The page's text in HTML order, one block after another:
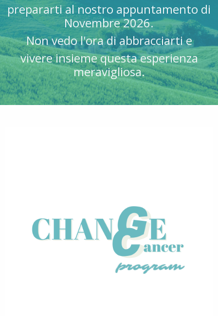
prepararti al nostro appuntamento di
Novembre 2026.
Non vedo l'ora di abbracciarti e
vivere insieme questa esperienza
meravigliosa.